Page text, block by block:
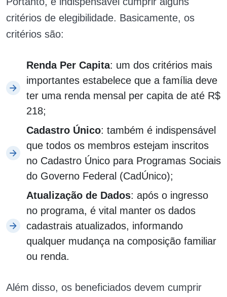
critérios de elegibilidade. Basicamente, os
critérios são:
Renda Per Capita: um dos critérios mais
importantes estabelece que a família deve
ter uma renda mensal per capita de até R$
218;
Cadastro Único: também é indispensável
que todos os membros estejam inscritos
no Cadastro Único para Programas Sociais
do Governo Federal (CadÚnico);
Atualização de Dados: após o ingresso
no programa, é vital manter os dados
cadastrais atualizados, informando
qualquer mudança na composição familiar
ou renda.
Além disso, os beneficiados devem cumprir